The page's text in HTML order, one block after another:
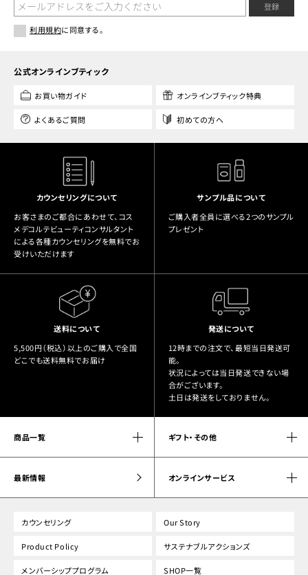
登録
利用規約に同意する。
公式オンラインブティック
お買い物ガイド オンラインブティック特典
よくあるご質問 初めての方へ
カウンセリングについて
お客さまのご都合にあわせて、コス
メデコルテビューティコンサルタント
による各種カウンセリングを無料でお
受けいただけます
サンプル品について
ご購入者全員に選べる2つのサンプル
プレゼント
送料について
5,500円（税込）以上のご購入で全国
どこでも送料無料でお届け
発送について
12時までの注文で、最短当日発送可
能。
状況によっては当日発送できない場
合がございます。
土日は発送をしておりません。
商品一覧 ギフト・その他
最新情報 オンラインサービス
カウンセリング Our Story
Product Policy サステナブルアクションズ
メンバーシッププログラム SHOP一覧